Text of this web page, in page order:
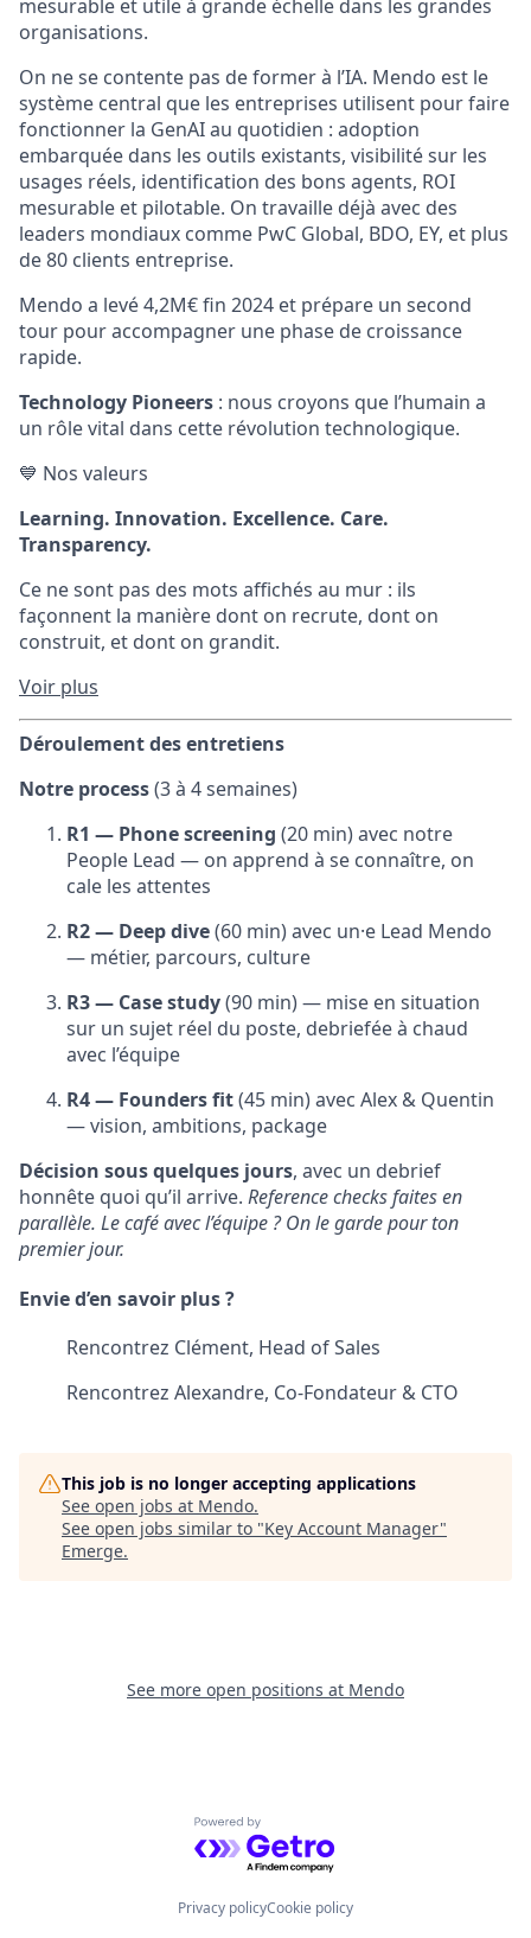
mesurable et utile à grande échelle dans les grandes
organisations.
On ne se contente pas de former à l’IA. Mendo est le
système central que les entreprises utilisent pour faire
fonctionner la GenAI au quotidien : adoption
embarquée dans les outils existants, visibilité sur les
usages réels, identification des bons agents, ROI
mesurable et pilotable. On travaille déjà avec des
leaders mondiaux comme PwC Global, BDO, EY, et plus
de 80 clients entreprise.
Mendo a levé 4,2M€ fin 2024 et prépare un second
tour pour accompagner une phase de croissance
rapide.
Technology Pioneers : nous croyons que l’humain a
un rôle vital dans cette révolution technologique.
💙 Nos valeurs
Learning. Innovation. Excellence. Care.
Transparency.
Ce ne sont pas des mots affichés au mur : ils
façonnent la manière dont on recrute, dont on
construit, et dont on grandit.
Voir plus
Déroulement des entretiens
Notre process(3 à 4 semaines)
R1 — Phone screening (20 min) avec notre
People Lead — on apprend à se connaître, on
cale les attentes
R2 — Deep dive(60 min) avec un·e Lead Mendo
— métier, parcours, culture
R3 — Case study(90 min) — mise en situation
sur un sujet réel du poste, debriefée à chaud
avec l’équipe
R4 — Founders fit(45 min) avec Alex & Quentin
— vision, ambitions, package
Décision sous quelques jours, avec un debrief
honnête quoi qu’il arrive. Reference checks faites en
parallèle. Le café avec l’équipe ? On le garde pour ton
premier jour.
Envie d’en savoir plus ?
Rencontrez Clément, Head of Sales
Rencontrez Alexandre, Co-Fondateur & CTO
This job is no longer accepting applications
See open jobs at Mendo.
See open jobs similar to "Key Account Manager"
Emerge.
See more open positions at Mendo
Powered by Getro.com
Privacy policyCookie policy